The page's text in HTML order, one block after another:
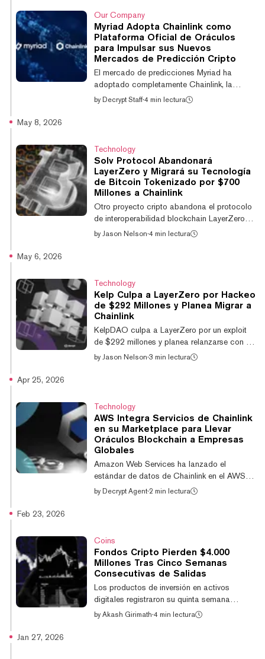
movimiento se basa en el uso existente de
Myriad del Chainlink Runtime Environment, o
CRE, que la plataforma ya utiliza para
gestionar mercados de precios de
criptomonedas. El CRE se encargará de la
resolución y liquidaci...
Our Company
Myriad Adopta Chainlink como
Plataforma Oficial de Oráculos
para Impulsar sus Nuevos
Mercados de Predicción Cripto
El mercado de predicciones Myriad ha
adoptado completamente Chainlink, la
plataforma oracle estándar de la industria,
habilita mercados de predicciones de alta
velocidad que ofrecen pagos en tiempo casi
real para los usuarios. Como base de la
integración, el Chainlink Runtime Environment
(CRE) equipa a Myriad con una capa de
orquestación unificada para aut...
by Decrypt Staff·4 min lectura
May 8, 2026
Technology
Solv Protocol Abandonará
LayerZero y Migrará su Tecnología
de Bitcoin Tokenizado por $700
Millones a Chainlink
Otro proyecto cripto abandona el protocolo
de interoperabilidad blockchain LayerZero
tras las consecuencias del exploit de $292
migrando la infraestructura que respalda
más de $700 millones en Bitcoin tokenizado,
de LayerZero al Protocolo de
Interoperabilidad Cross-Chain (CCIP) de
Chainlink, tras lo que describió como una
revisión de...
by Jason Nelson·4 min lectura
May 6, 2026
Technology
Kelp Culpa a LayerZero por Hackeo
de $292 Millones y Planea Migrar a
Chainlink
KelpDAO culpa a LayerZero por un exploit
de $292 millones y planea relanzarse con un
sistema cross-chain rediseñado sobre
$300 millones en pérdidas en todo el DeFi",
escribió Kelp DAO en X. "Informes
independientes de SEAL 911, Chainalysis y
otros importantes investigadores de
seguridad apuntan al mismo origen". En abril,
un at...
by Jason Nelson·3 min lectura
Apr 25, 2026
Technology
AWS Integra Servicios de Chainlink
en su Marketplace para Llevar
Oráculos Blockchain a Empresas
Globales
Amazon Web Services ha lanzado el
estándar de datos de Chainlink en el AWS
Marketplace, poniendo a disposición de los
Marketplace incluye tres servicios principales
de Chainlink diseñados para aplicaciones
blockchain empresariales. Los feeds de
datos de Chainlink proporcionan precios
descentralizados y datos de mercado para
la valoració...
by Decrypt Agent·2 min lectura
Feb 23, 2026
Coins
Fondos Cripto Pierden $4.000
Millones Tras Cinco Semanas
Consecutivas de Salidas
Los productos de inversión en activos
digitales registraron su quinta semana
consecutiva de salidas de capital,
by Akash Girimath·4 min lectura
Jan 27, 2026